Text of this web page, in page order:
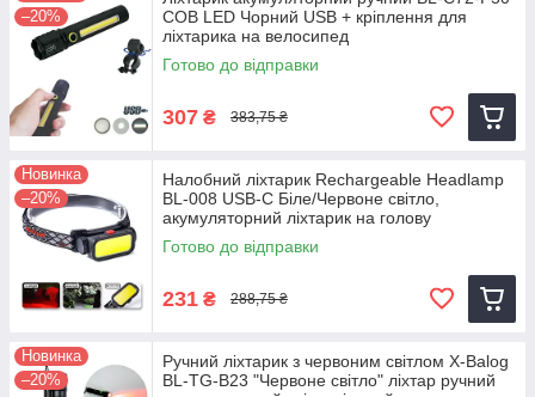
–20%
COB LED Чорний USB + кріплення для
ліхтарика на велосипед
Готово до відправки
307 ₴ 383,75 ₴
Новинка
–20%
Налобний ліхтарик Rechargeable Headlamp
BL-008 USB-C Біле/Червоне світло,
акумуляторний ліхтарик на голову
Готово до відправки
231 ₴ 288,75 ₴
Новинка
–20%
Ручний ліхтарик з червоним світлом X-Balog
BL-TG-B23 "Червоне світло" ліхтар ручний